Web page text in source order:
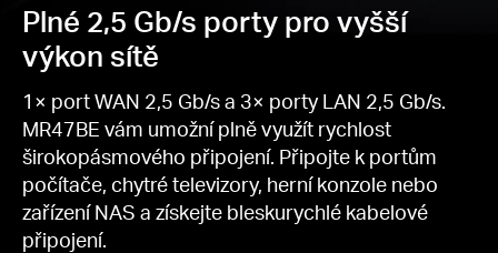
Plné 2,5 Gb/s porty pro vyšší
výkon sítě
1× port WAN 2,5 Gb/s a 3× porty LAN 2,5 Gb/s.
MR47BE vám umožní plně využít rychlost
širokopásmového připojení. Připojte k portům
počítače, chytré televizory, herní konzole nebo
zařízení NAS a získejte bleskurychlé kabelové
připojení.